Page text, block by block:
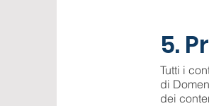
5.
Tutti i
di
dei